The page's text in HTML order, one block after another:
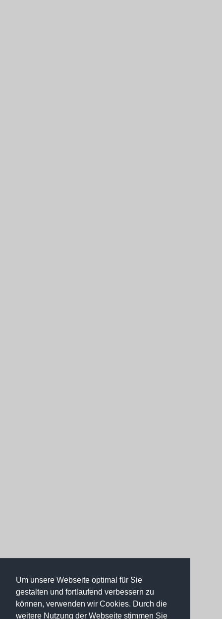
Um unsere Webseite optimal für Sie
gestalten und fortlaufend verbessern zu
können, verwenden wir Cookies. Durch die
weitere Nutzung der Webseite stimmen Sie